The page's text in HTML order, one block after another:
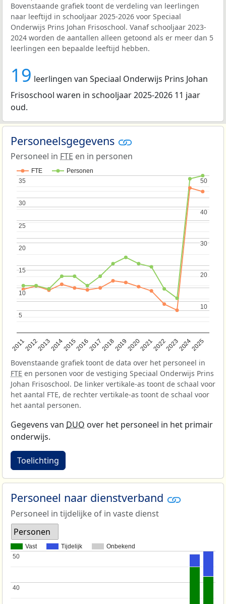
Bovenstaande grafiek toont de verdeling van leerlingen
naar leeftijd in schooljaar 2025-2026 voor Speciaal
Onderwijs Prins Johan Frisoschool. Vanaf schooljaar 2023-
2024 worden de aantallen alleen getoond als er meer dan 5
leerlingen een bepaalde leeftijd hebben.
19 leerlingen van Speciaal Onderwijs Prins Johan
Frisoschool waren in schooljaar 2025-2026 11 jaar
oud.
Personeelsgegevens
Personeel in FTE en in personen
FTE Personen
201120122013201420152016201720182019202020212022202320242025
5
5
10
10
15
15
20
20
25
25
30
30
35
35
10
10
20
20
30
30
40
40
50
50
Bovenstaande grafiek toont de data over het personeel in
FTE en personen voor de vestiging Speciaal Onderwijs Prins
Johan Frisoschool. De linker vertikale-as toont de schaal voor
het aantal FTE, de rechter vertikale-as toont de schaal voor
het aantal personen.
Gegevens van DUO over het personeel in het primair
onderwijs.
Toelichting
Personeel naar dienstverband
Personeel in tijdelijke of in vaste dienst
Personen
Vast Tijdelijk Onbekend
40
40
50
50